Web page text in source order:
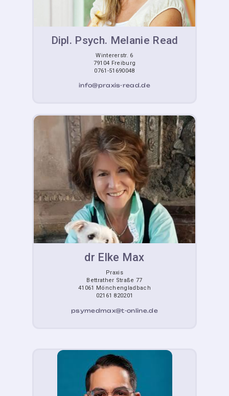
Dipl. Psych. Melanie Read
Wintererstr. 6
79104 Freiburg
0761-51690048
info@praxis-read.de
dr Elke Max
Praxis
Bettrather Straße 77
41061 Mönchengladbach
02161 820201
psymedmax@t-online.de